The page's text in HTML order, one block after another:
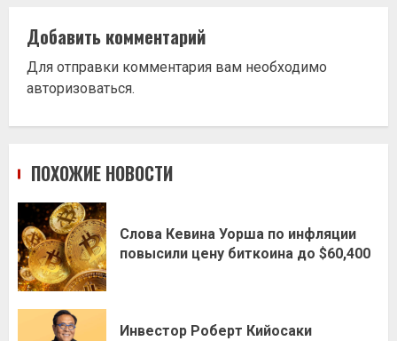
Добавить комментарий
Для отправки комментария вам необходимо
авторизоваться.
ПОХОЖИЕ НОВОСТИ
Слова Кевина Уорша по инфляции
повысили цену биткоина до $60,400
Инвестор Роберт Кийосаки